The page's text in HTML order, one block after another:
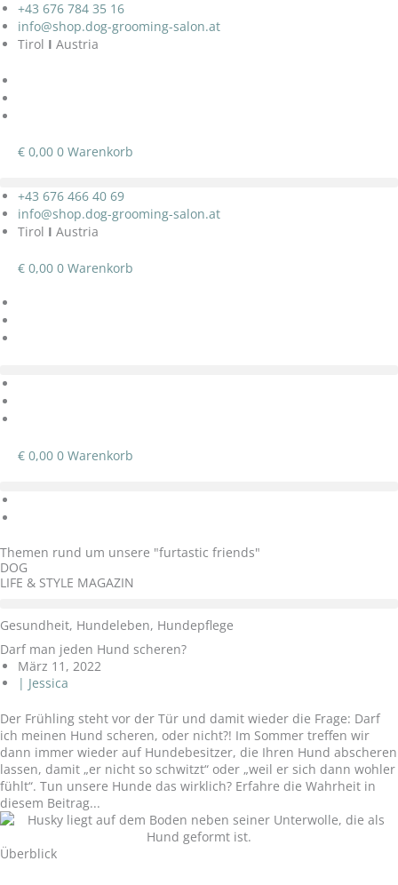
Zum
Inhalt
springen
+43 676 784 35 16‬
info@shop.dog-grooming-salon.at
Tirol I Austria
€ 0,00 0 Warenkorb
+43 676 466 40 69
info@shop.dog-grooming-salon.at
Tirol I Austria
€ 0,00 0 Warenkorb
€ 0,00 0 Warenkorb
Themen rund um unsere "furtastic friends"
DOG
LIFE & STYLE MAGAZIN
Gesundheit, Hundeleben, Hundepflege
Darf man jeden Hund scheren?
März 11, 2022
| Jessica
Der Frühling steht vor der Tür und damit wieder die Frage: Darf
ich meinen Hund scheren, oder nicht?! Im Sommer treffen wir
dann immer wieder auf Hundebesitzer, die Ihren Hund abscheren
lassen, damit „er nicht so schwitzt“ oder „weil er sich dann wohler
fühlt“. Tun unsere Hunde das wirklich? Erfahre die Wahrheit in
diesem Beitrag...
Überblick